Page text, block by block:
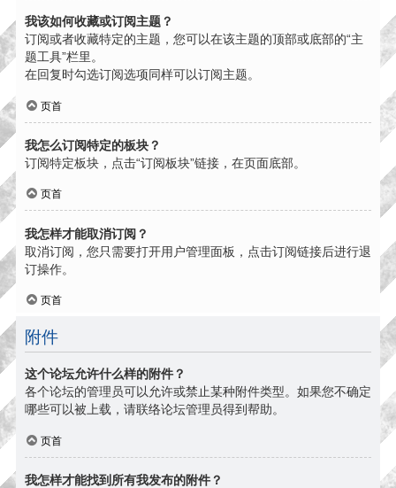
我该如何收藏或订阅主题？
订阅或者收藏特定的主题，您可以在该主题的顶部或底部的“主
题工具”栏里。
在回复时勾选订阅选项同样可以订阅主题。
页首
我怎么订阅特定的板块？
订阅特定板块，点击“订阅板块”链接，在页面底部。
页首
我怎样才能取消订阅？
取消订阅，您只需要打开用户管理面板，点击订阅链接后进行退
订操作。
页首
附件
这个论坛允许什么样的附件？
各个论坛的管理员可以允许或禁止某种附件类型。如果您不确定
哪些可以被上载，请联络论坛管理员得到帮助。
页首
我怎样才能找到所有我发布的附件？